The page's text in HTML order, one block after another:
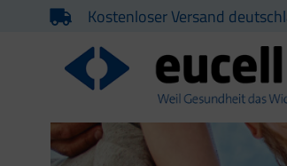
Kostenloser Versand